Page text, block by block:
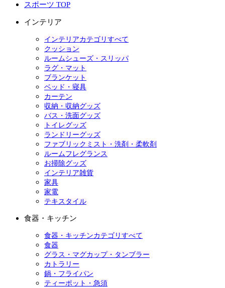
スポーツ TOP
インテリア
インテリアカテゴリすべて
クッション
ルームシューズ・スリッパ
ラグ・マット
ブランケット
ベッド・寝具
カーテン
収納・収納グッズ
バス・洗面グッズ
トイレグッズ
ランドリーグッズ
ファブリックミスト・洗剤・柔軟剤
ルームフレグランス
お掃除グッズ
インテリア雑貨
家具
家電
テキスタイル
食器・キッチン
食器・キッチンカテゴリすべて
食器
グラス・マグカップ・タンブラー
カトラリー
鍋・フライパン
ティーポット・急須